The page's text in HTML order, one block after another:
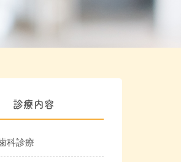
診療内容
科診療